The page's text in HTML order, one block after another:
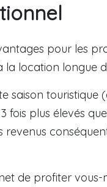
pour les
location longue
saison touristique
plus élevés que
de profiter